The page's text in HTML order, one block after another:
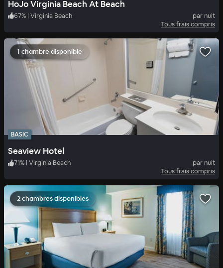
HoJo Virginia Beach At Beach
67% | Virginia Beach
par nuit
Tous frais compris
1 chambre disponible
BASIC
Seaview Hotel
71% Virginia Beach
par nuit
Tous frais compris
2 chambres disponibles